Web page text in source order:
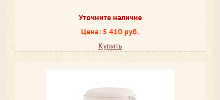
Уточните наличие
Цена: 5 410 руб.
Купить